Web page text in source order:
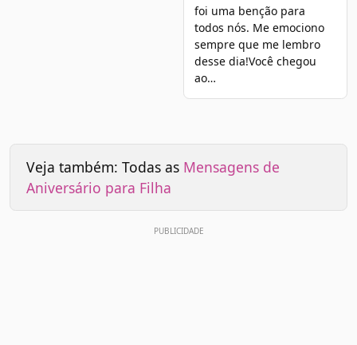
foi uma benção para
todos nós. Me emociono
sempre que me lembro
desse dia!Você chegou
ao…
Veja também: Todas as Mensagens de
Aniversário para Filha